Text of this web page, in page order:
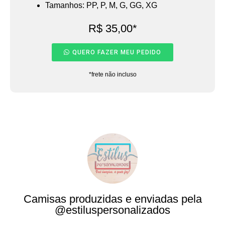
Tamanhos: PP, P, M, G, GG, XG
R$ 35,00*
QUERO FAZER MEU PEDIDO
*frete não incluso
Camisas produzidas e enviadas pela
@estiluspersonalizados